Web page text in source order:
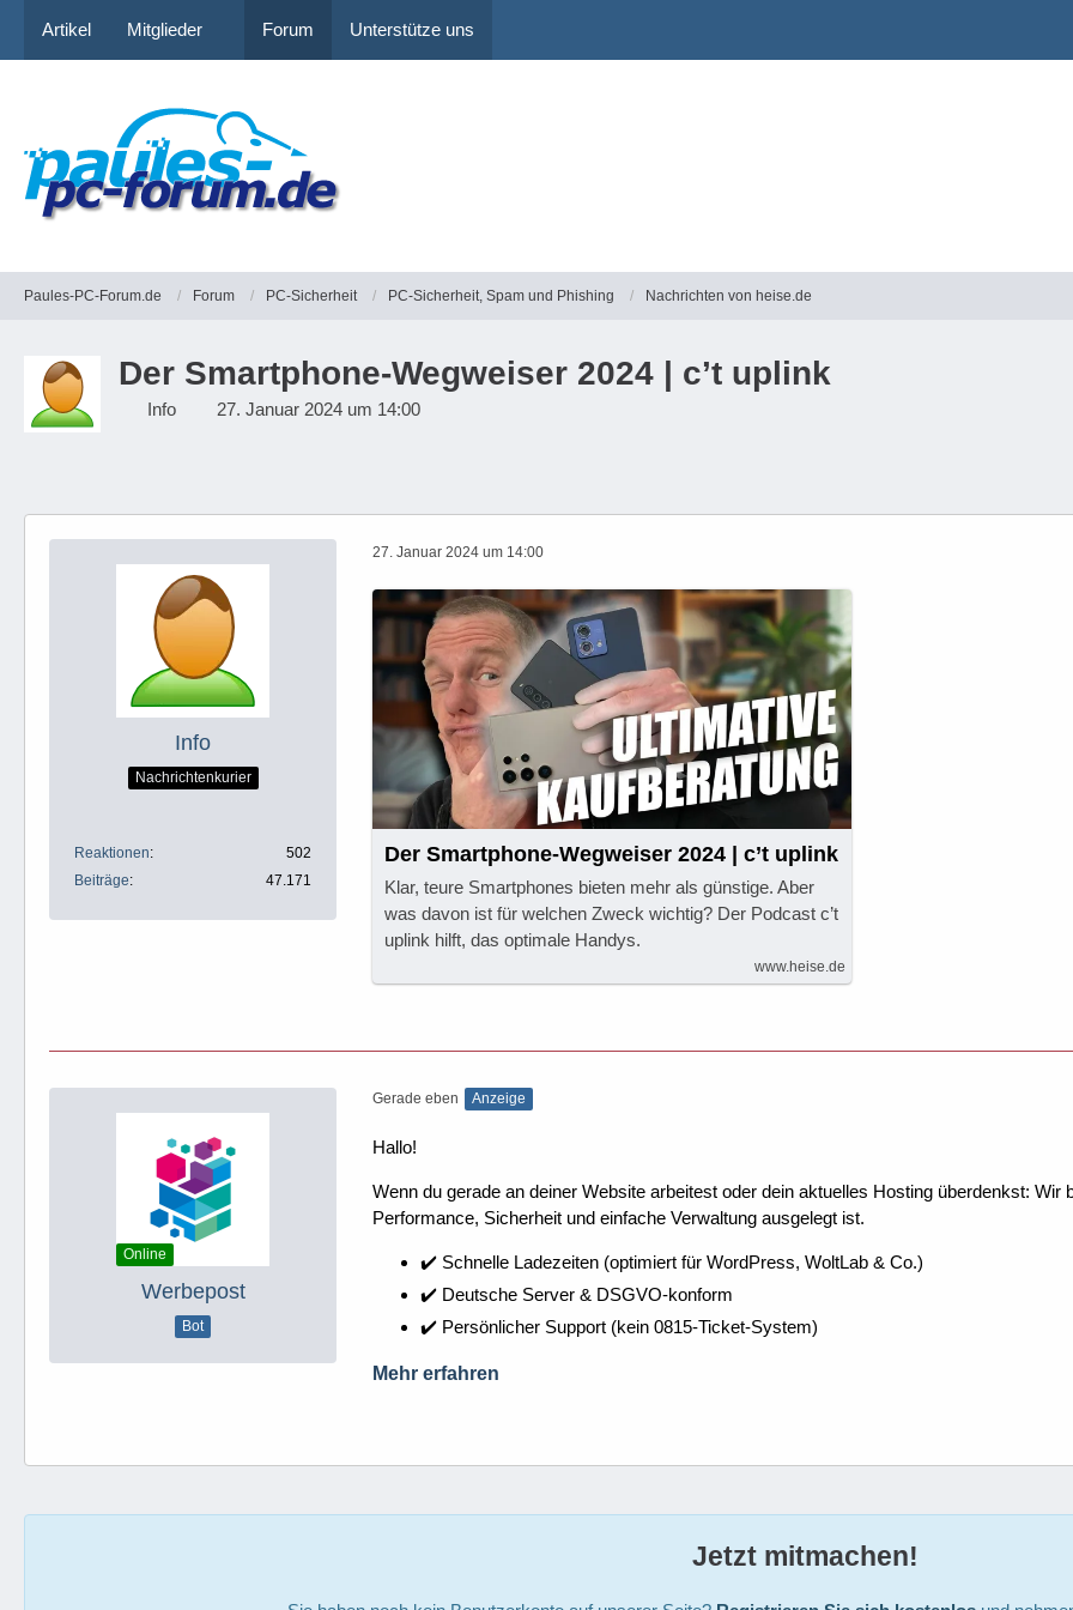
Artikel Mitglieder Forum Unterstütze uns
Paules-PC-Forum.de Forum PC-Sicherheit PC-Sicherheit, Spam und Phishing Nachrichten von heise.de
Der Smartphone-Wegweiser 2024 | c’t uplink
Info 27. Januar 2024 um 14:00
Info
Nachrichtenkurier
Reaktionen
502
Beiträge
47.171
27. Januar 2024 um 14:00
Der Smartphone-Wegweiser 2024 | c’t uplink
Klar, teure Smartphones bieten mehr als günstige. Aber
was davon ist für welchen Zweck wichtig? Der Podcast c’t
uplink hilft, das optimale Handys.
www.heise.de
Online
Werbepost
Bot
Gerade eben Anzeige
Hallo!
Wenn du gerade an deiner Website arbeitest oder dein aktuelles Hosting überdenkst:
Performance, Sicherheit und einfache Verwaltung ausgelegt ist.
✔️ Schnelle Ladezeiten (optimiert für WordPress, WoltLab & Co.)
✔️ Deutsche Server & DSGVO-konform
✔️ Persönlicher Support (kein 0815-Ticket-System)
Mehr erfahren
Jetzt mitmachen!